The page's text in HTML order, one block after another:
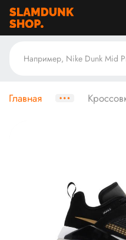
Главная